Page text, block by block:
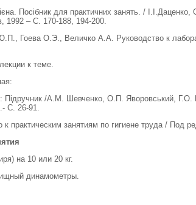
Посібник для практичних занять. /
1992 – С. 170-188, 194-200.
Гоева О.Э., Величко А.А. Руководство к
к теме.
Підручник /А.М. Шевченко, О.П. Яворовський,
С. 26-91.
к практическим занятиям по гигиене труда /
на 10 или 20 кг.
динамометры.